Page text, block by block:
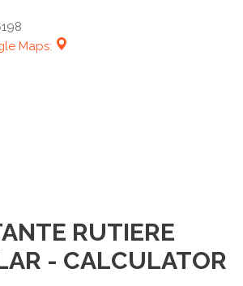
Maps:
RUTIERE
- CALCULATOR